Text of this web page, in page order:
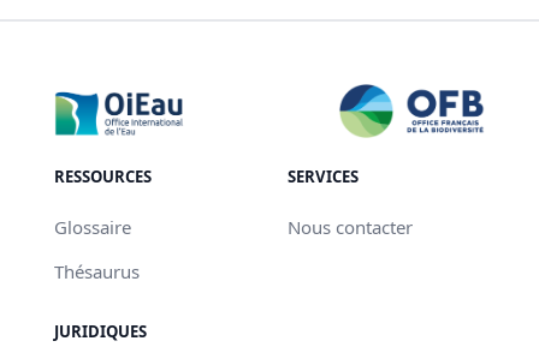
RESSOURCES
Glossaire
Thésaurus
SERVICES
Nous contacter
JURIDIQUES